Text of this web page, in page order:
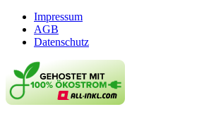
Impressum
AGB
Datenschutz